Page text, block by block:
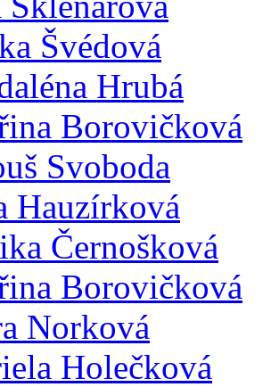
Švédová
Hrubá
Borovičková
Svoboda
Hauzírková
Černošková
Borovičková
Norková
Holečková